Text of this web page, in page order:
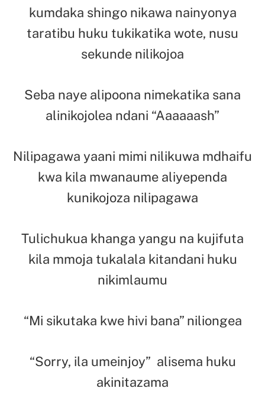
kumdaka shingo nikawa nainyonya
taratibu huku tukikatika wote, nusu
sekunde nilikojoa
Seba naye alipoona nimekatika sana
alinikojolea ndani “Aaaaaash”
Nilipagawa yaani mimi nilikuwa mdhaifu
kwa kila mwanaume aliyependa
kunikojoza nilipagawa
Tulichukua khanga yangu na kujifuta
kila mmoja tukalala kitandani huku
nikimlaumu
“Mi sikutaka kwe hivi bana” niliongea
“Sorry, ila umeinjoy” alisema huku
akinitazama